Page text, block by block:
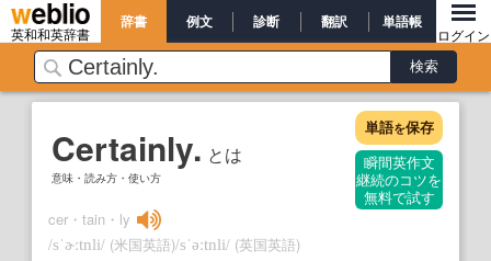
英和和英辞書
辞書 例文 診断 翻訳 単語帳
ログイン
Certainly. とは
意味・読み方・使い方
単語を保存
瞬間英作文
継続のコツを
無料で試す
cer・tain・ly
/sˈɚːtnli/ (米国英語)/sˈəːtnli/ (英国英語)